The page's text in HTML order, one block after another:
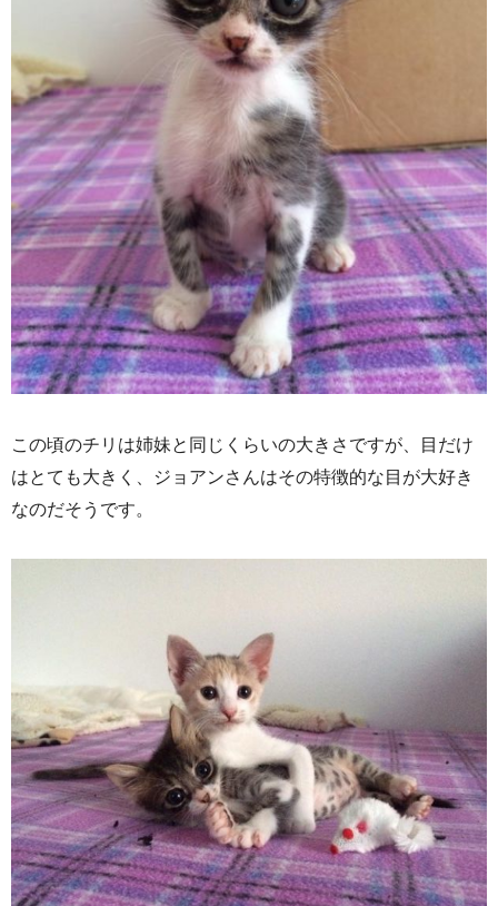
この頃のチリは姉妹と同じくらいの大きさですが、目だけ
はとても大きく、ジョアンさんはその特徴的な目が大好き
なのだそうです。